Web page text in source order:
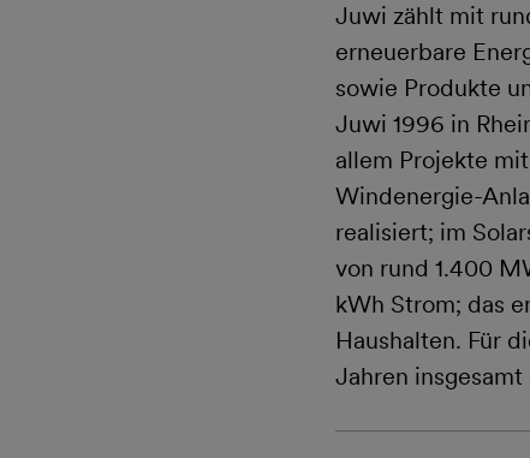
Juwi zählt mit
erneuerbare
sowie Produkte
Juwi 1996 in
allem Projekte
Windenergie-
realisiert; im
von rund 1.400
kWh Strom; das
Haushalten. Für
Jahren